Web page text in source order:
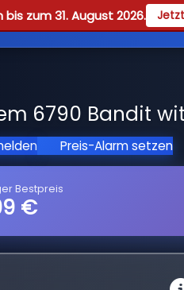
zum 31. August 2026.
Reviews Guides
6790 Bandit
Preis-Alarm setzen
Bestpreis
€